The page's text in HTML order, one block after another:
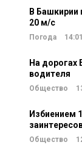
В Башкирии
20 м/c
Погода 14:01
На дорогах
водителя
Общество
Избиением
Общество